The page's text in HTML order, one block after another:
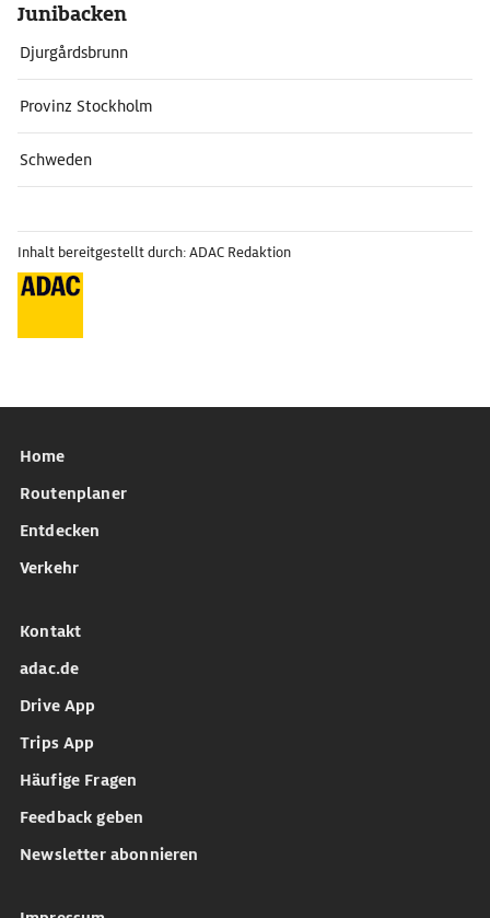
Junibacken
Djurgårdsbrunn
Provinz Stockholm
Schweden
Inhalt bereitgestellt durch: ADAC Redaktion
Home
Routenplaner
Entdecken
Verkehr
Kontakt
adac.de
Drive App
Trips App
Häufige Fragen
Feedback geben
Newsletter abonnieren